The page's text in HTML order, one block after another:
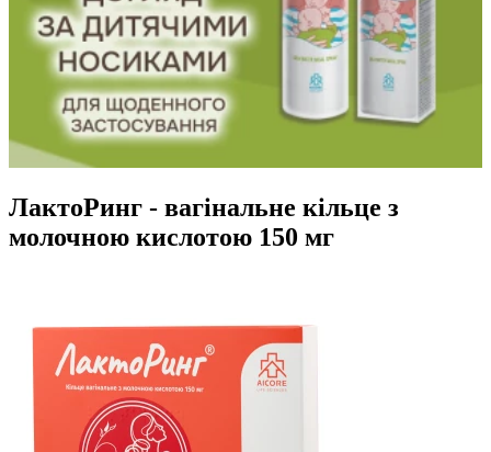
ЛактоРинг - вагінальне кільце з
молочною кислотою 150 мг